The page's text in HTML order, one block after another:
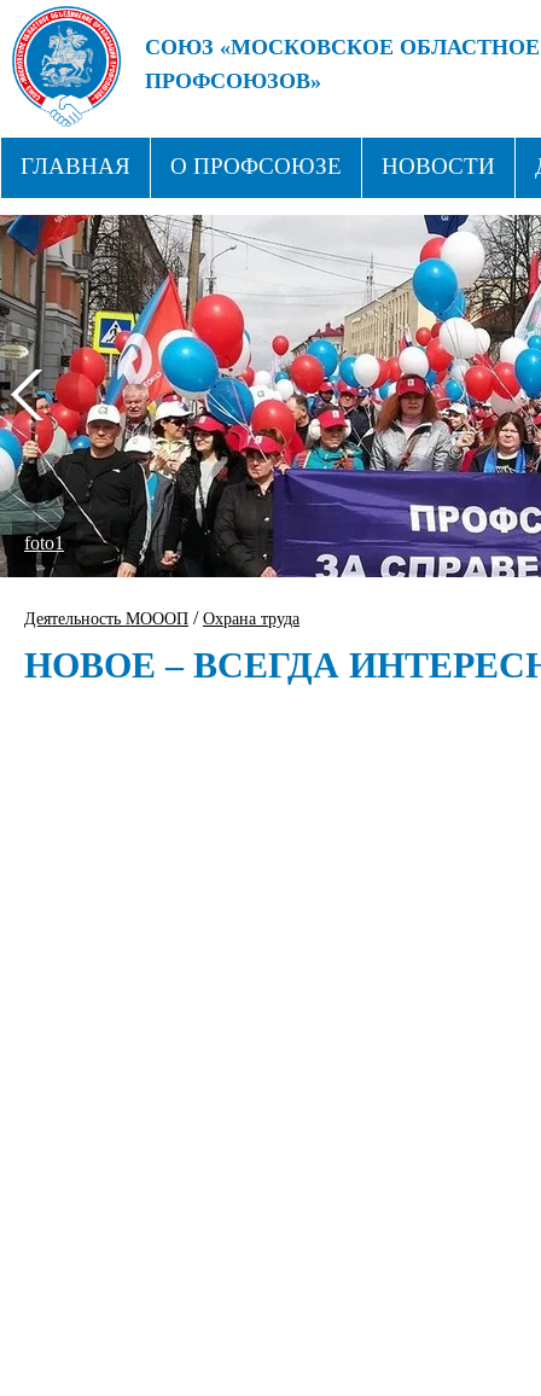
СОЮЗ «МОСКОВСКОЕ
ПРОФСОЮЗОВ»
ГЛАВНАЯ О ПРОФСОЮЗЕ НОВОСТИ
СТРУКТУРА ПРОФСОЮЗНЫЕ ЗДРАВНИЦЫ
foto1
Деятельность МОООП / Охрана труда
НОВОЕ – ВСЕГДА